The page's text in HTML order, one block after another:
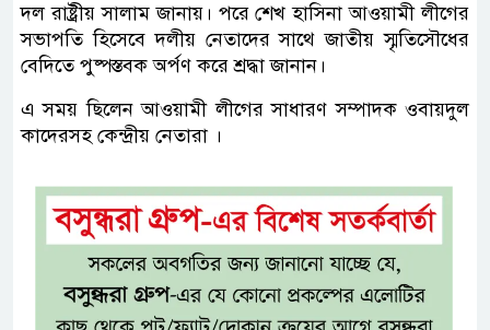
দল রাষ্ট্রীয় সালাম জানায়। পরে শেখ হাসিনা আওয়ামী লীগের
সভাপতি হিসেবে দলীয় নেতাদের সাথে জাতীয় স্মৃতিসৌধের
বেদিতে পুষ্পস্তবক অর্পণ করে শ্রদ্ধা জানান।
এ সময় ছিলেন আওয়ামী লীগের সাধারণ সম্পাদক ওবায়দুল
কাদেরসহ কেন্দ্রীয় নেতারা ।